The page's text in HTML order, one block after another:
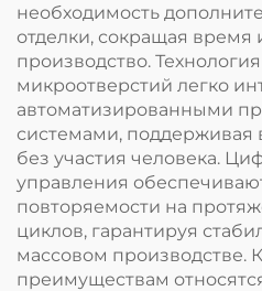
необходимость
отделки, сокращая время
производство.
микроотверстий легко
автоматизированными
системами, поддерживая
без участия человека.
управления
повторяемости на
циклов, гарантируя
массовом производстве.
преимуществам